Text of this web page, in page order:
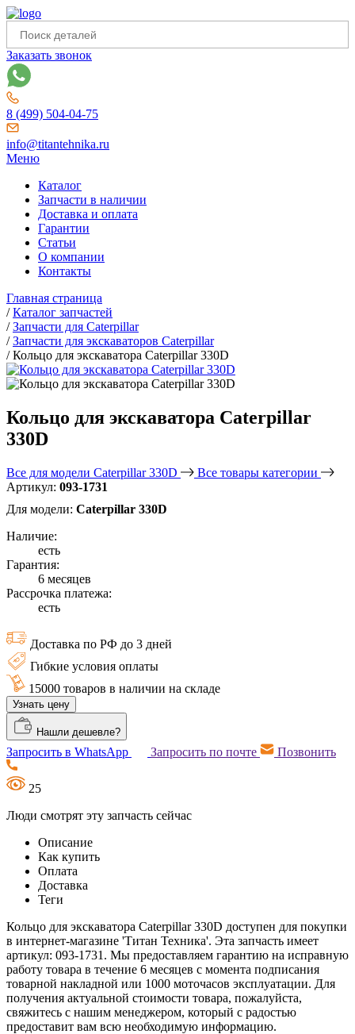
Заказать звонок
8 (499) 504-04-75
info@titantehnika.ru
Меню
Каталог
Запчасти в наличии
Доставка и оплата
Гарантии
Статьи
О компании
Контакты
Главная страница
/Каталог запчастей
/Запчасти для Caterpillar
/Запчасти для экскаваторов Caterpillar
/Кольцо для экскаватора Caterpillar 330D
Кольцо для экскаватора Caterpillar
330D
Все для модели Caterpillar 330D
Все товары категории
Артикул: 093-1731
Для модели: Caterpillar 330D
Наличие:
есть
Гарантия:
6 месяцев
Рассрочка платежа:
есть
Доставка по РФ до 3 дней
Гибкие условия оплаты
15000 товаров в наличии на складе
Узнать цену
Нашли дешевле?
Запросить в WhatsApp Запросить по почте Позвонить
25
Люди смотрят эту запчасть сейчас
Описание
Как купить
Оплата
Доставка
Теги
Кольцо для экскаватора Caterpillar 330D доступен для покупки
в интернет-магазине 'Титан Техника'. Эта запчасть имеет
артикул: 093-1731. Мы предоставляем гарантию на исправную
работу товара в течение 6 месяцев с момента подписания
товарной накладной или 1000 моточасов эксплуатации. Для
получения актуальной стоимости товара, пожалуйста,
свяжитесь с нашим менеджером, который с радостью
предоставит вам всю необходимую информацию.